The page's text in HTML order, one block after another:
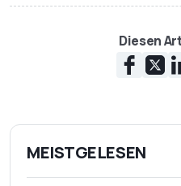
Diesen
MEISTGELESEN